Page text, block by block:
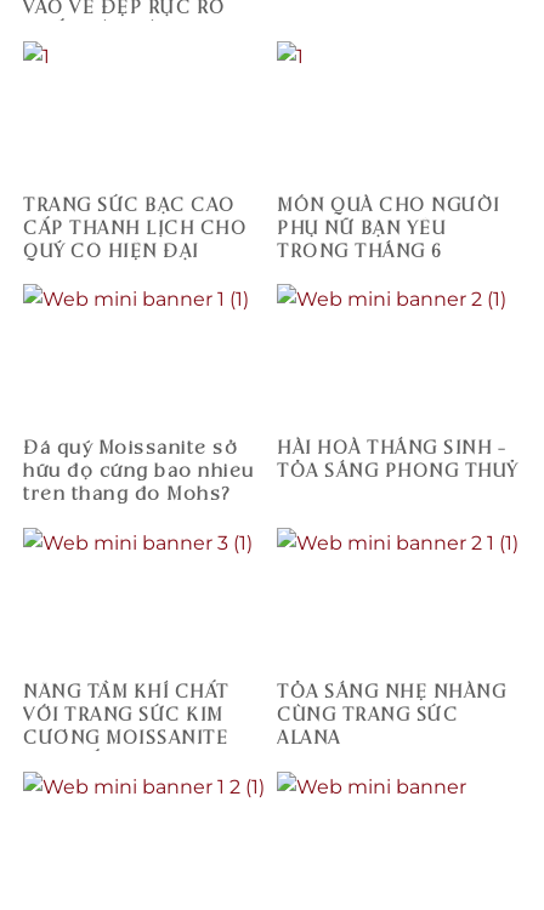
VÀO VẺ ĐẸP RỰC RỠ
TRANG SỨC BẠC CAO
CẤP THANH LỊCH CHO
QUÝ CÔ HIỆN ĐẠI
MÓN QUÀ CHO NGƯỜI
PHỤ NỮ BẠN YÊU
TRONG THÁNG 6
Đá quý Moissanite sở
hữu độ cứng bao nhiêu
trên thang đo Mohs?
HÀI HOÀ THÁNG SINH –
TỎA SÁNG PHONG THUỶ
NÂNG TẦM KHÍ CHẤT
VỚI TRANG SỨC KIM
CƯƠNG MOISSANITE
TỎA SÁNG NHẸ NHÀNG
CÙNG TRANG SỨC
ALANA